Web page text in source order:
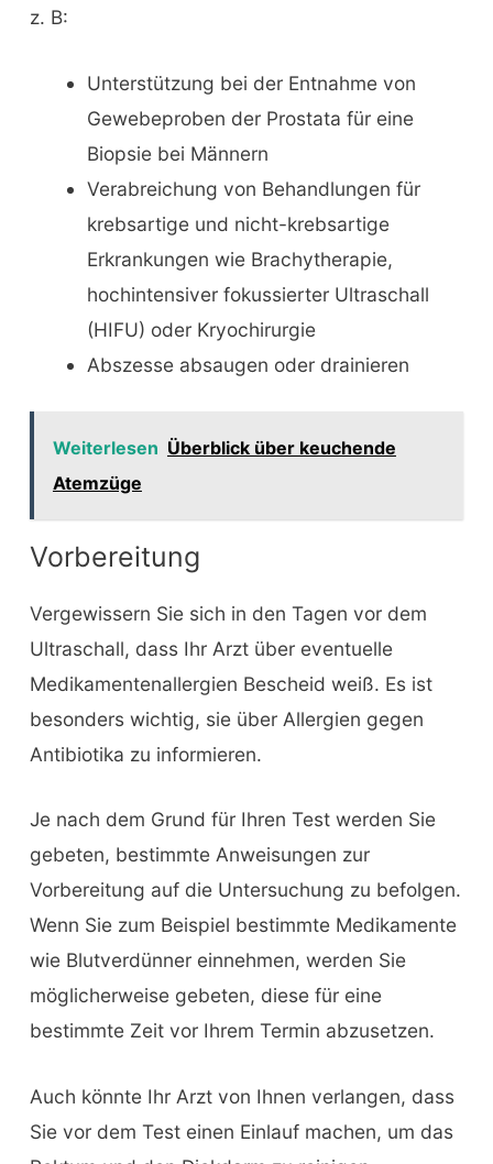
z. B:
Unterstützung bei der Entnahme von
Gewebeproben der Prostata für eine
Biopsie bei Männern
Verabreichung von Behandlungen für
krebsartige und nicht-krebsartige
Erkrankungen wie Brachytherapie,
hochintensiver fokussierter Ultraschall
(HIFU) oder Kryochirurgie
Abszesse absaugen oder drainieren
Weiterlesen Überblick über keuchende
Atemzüge
Vorbereitung
Vergewissern Sie sich in den Tagen vor dem
Ultraschall, dass Ihr Arzt über eventuelle
Medikamentenallergien Bescheid weiß. Es ist
besonders wichtig, sie über Allergien gegen
Antibiotika zu informieren.
Je nach dem Grund für Ihren Test werden Sie
gebeten, bestimmte Anweisungen zur
Vorbereitung auf die Untersuchung zu befolgen.
Wenn Sie zum Beispiel bestimmte Medikamente
wie Blutverdünner einnehmen, werden Sie
möglicherweise gebeten, diese für eine
bestimmte Zeit vor Ihrem Termin abzusetzen.
Auch könnte Ihr Arzt von Ihnen verlangen, dass
Sie vor dem Test einen Einlauf machen, um das